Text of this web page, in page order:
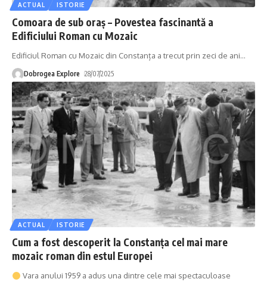
ACTUAL ISTORIE
Comoara de sub oraș – Povestea fascinantă a
Edificiului Roman cu Mozaic
Edificiul Roman cu Mozaic din Constanța a trecut prin zeci de ani…
Dobrogea Explore 28/07/2025
ACTUAL ISTORIE
Cum a fost descoperit la Constanța cel mai mare
mozaic roman din estul Europei
Vara anului 1959 a adus una dintre cele mai spectaculoase